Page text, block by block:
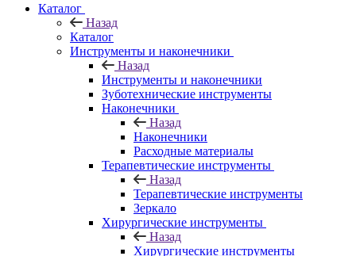
Каталог
Назад
Каталог
Инструменты и наконечники
Назад
Инструменты и наконечники
Зуботехнические инструменты
Наконечники
Назад
Наконечники
Расходные материалы
Терапевтические инструменты
Назад
Терапевтические инструменты
Зеркало
Хирургические инструменты
Назад
Хирургические инструменты